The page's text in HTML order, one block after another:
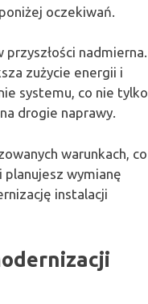
oczekiwań.
nadmierna.
zużycie energii i
systemu, co nie tylko
drogie naprawy.
warunkach, co
planujesz wymianę
instalacji